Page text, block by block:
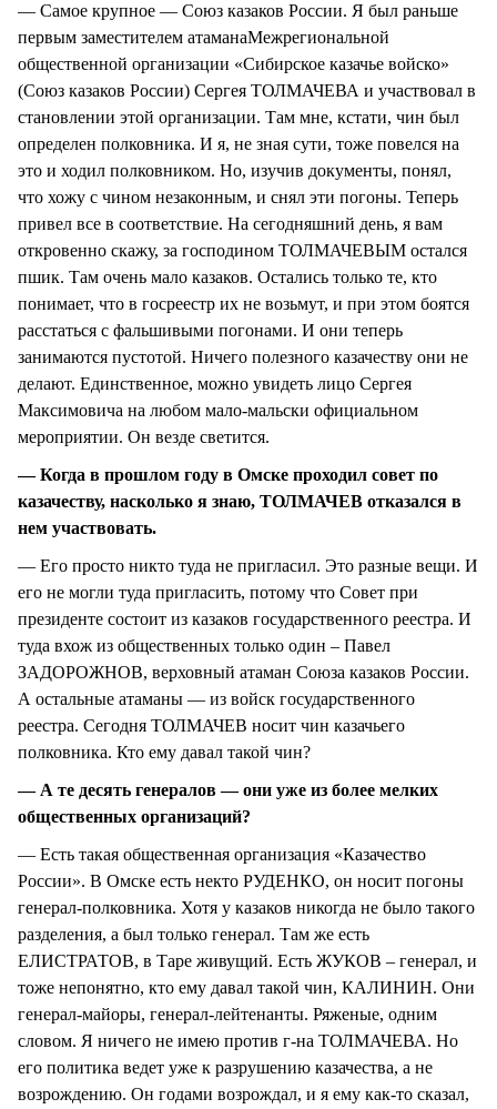
— Самое крупное — Союз казаков России. Я был раньше
первым заместителем атаманаМежрегиональной
общественной организации «Сибирское казачье войско»
(Союз казаков России) Сергея ТОЛМАЧЕВА и участвовал в
становлении этой организации. Там мне, кстати, чин был
определен полковника. И я, не зная сути, тоже повелся на
это и ходил полковником. Но, изучив документы, понял,
что хожу с чином незаконным, и снял эти погоны. Теперь
привел все в соответствие. На сегодняшний день, я вам
откровенно скажу, за господином ТОЛМАЧЕВЫМ остался
пшик. Там очень мало казаков. Остались только те, кто
понимает, что в госреестр их не возьмут, и при этом боятся
расстаться с фальшивыми погонами. И они теперь
занимаются пустотой. Ничего полезного казачеству они не
делают. Единственное, можно увидеть лицо Сергея
Максимовича на любом мало-мальски официальном
мероприятии. Он везде светится.
— Когда в прошлом году в Омске проходил совет по
казачеству, насколько я знаю, ТОЛМАЧЕВ отказался в
нем участвовать.
— Его просто никто туда не пригласил. Это разные вещи. И
его не могли туда пригласить, потому что Совет при
президенте состоит из казаков государственного реестра. И
туда вхож из общественных только один – Павел
ЗАДОРОЖНОВ, верховный атаман Союза казаков России.
А остальные атаманы — из войск государственного
реестра. Сегодня ТОЛМАЧЕВ носит чин казачьего
полковника. Кто ему давал такой чин?
— А те десять генералов — они уже из более мелких
общественных организаций?
— Есть такая общественная организация «Казачество
России». В Омске есть некто РУДЕНКО, он носит погоны
генерал-полковника. Хотя у казаков никогда не было такого
разделения, а был только генерал. Там же есть
ЕЛИСТРАТОВ, в Таре живущий. Есть ЖУКОВ – генерал, и
тоже непонятно, кто ему давал такой чин, КАЛИНИН. Они
генерал-майоры, генерал-лейтенанты. Ряженые, одним
словом. Я ничего не имею против г-на ТОЛМАЧЕВА. Но
его политика ведет уже к разрушению казачества, а не
возрождению. Он годами возрождал, и я ему как-то сказал,